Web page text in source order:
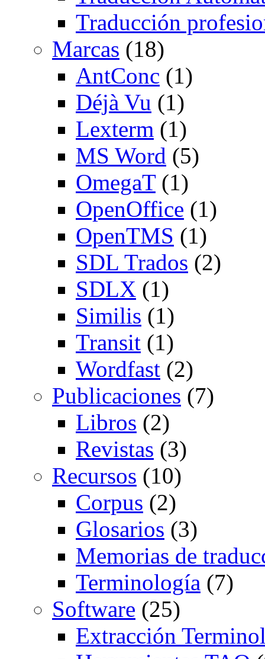
Traducción
Marcas (18)
AntConc (1)
Déjà Vu (1)
Lexterm (1)
MS Word (5)
OmegaT(1)
OpenOffice (1)
OpenTMS (1)
SDL Trados (2)
SDLX (1)
Similis (1)
Transit (1)
Wordfast (2)
Publicaciones (7)
Libros (2)
Revistas (3)
Recursos (10)
Corpus (2)
Glosarios (3)
Memorias de
Terminología (7)
Software (25)
Extracción